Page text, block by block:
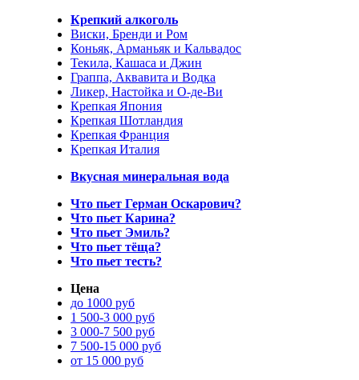
Крепкий алкоголь
Виски, Бренди и Ром
Коньяк, Арманьяк и Кальвадос
Текила, Кашаса и Джин
Граппа, Аквавита и Водка
Ликер, Настойка и О-де-Ви
Крепкая Япония
Крепкая Шотландия
Крепкая Франция
Крепкая Италия
Вкусная минеральная вода
Что пьет Герман Оскарович?
Что пьет Карина?
Что пьет Эмиль?
Что пьет тёща?
Что пьет тесть?
Цена
до 1000 руб
1 500-3 000 руб
3 000-7 500 руб
7 500-15 000 руб
от 15 000 руб